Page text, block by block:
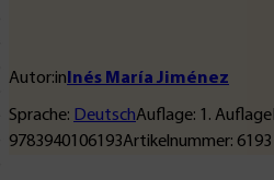
Autor:in Inés María Jiménez
Sprache: DeutschAuflage: 1 . Auflage
9783940106193Artikelnummer: 6193